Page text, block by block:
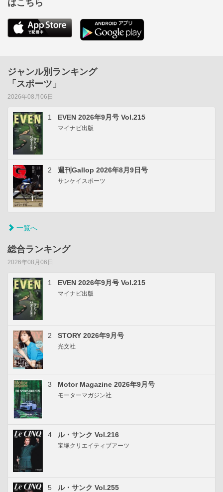
はこちら
ジャンル別ランキング
「スポーツ」
2026年08月06日
1 EVEN 2026年9月号 Vol.215
マイナビ出版
2 週刊Gallop 2026年8月9日号
サンケイスポーツ
一覧へ
総合ランキング
2026年08月06日
1 EVEN 2026年9月号 Vol.215
マイナビ出版
2 STORY 2026年9月号
光文社
3 Motor Magazine 2026年9月号
モーターマガジン社
4 ル・サンク Vol.216
宝塚クリエイティブアーツ
5 ル・サンク Vol.255